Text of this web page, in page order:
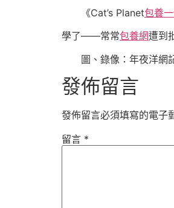
《Cat’s Planet包養
學了——常常包養網遭到
圖、錄像：年夜洋網
發佈留言
發佈留言必須填寫的電子
留言 *